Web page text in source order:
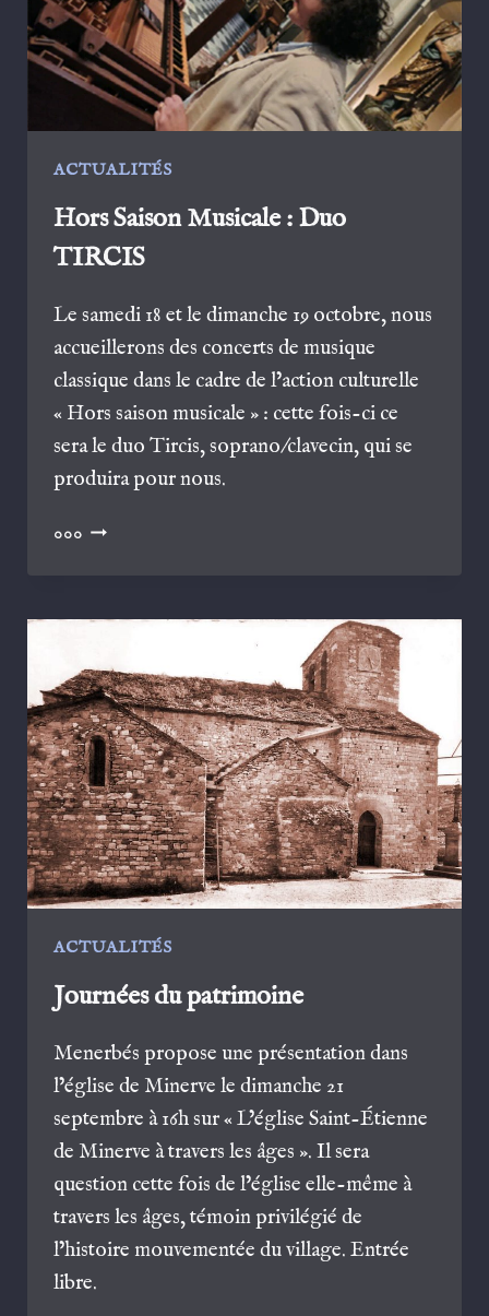
LE
REPORTAGE
ACTUALITÉS
Hors Saison Musicale : Duo
TIRCIS
Le samedi 18 et le dimanche 19 octobre, nous
accueillerons des concerts de musique
classique dans le cadre de l’action culturelle
« Hors saison musicale » : cette fois-ci ce
sera le duo Tircis, soprano/clavecin, qui se
produira pour nous.
000HORS
ACTUALITÉS
Journées du patrimoine
Menerbés propose une présentation dans
l’église de Minerve le dimanche 21
septembre à 16h sur « L’église Saint-Étienne
de Minerve à travers les âges ». Il sera
question cette fois de l’église elle-même à
travers les âges, témoin privilégié de
l’histoire mouvementée du village. Entrée
libre.